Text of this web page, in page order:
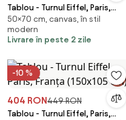
Tablou - Turnul Eiffel, Paris,
Franța (70x50 cm)
50×70 cm, canvas, în stil
modern
Livrare în peste 2 zile
-10 %
404 RON449 RON
Tablou - Turnul Eiffel, Paris,